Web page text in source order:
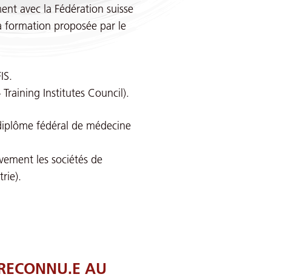
avec la Fédération suisse
formation proposée par le
Training Institutes Council).
fédéral de médecine
les sociétés de
AU